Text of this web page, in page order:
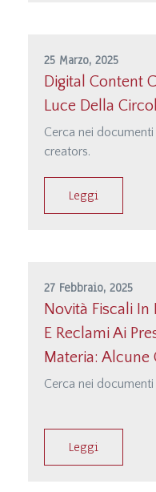
25 Marzo, 2025
Digital Content
Luce Della
Cerca nei
creators.
Leggi
27 Febbraio, 2025
Novità Fiscali
E Reclami Ai
Materia: Alcune
Cerca nei
Leggi